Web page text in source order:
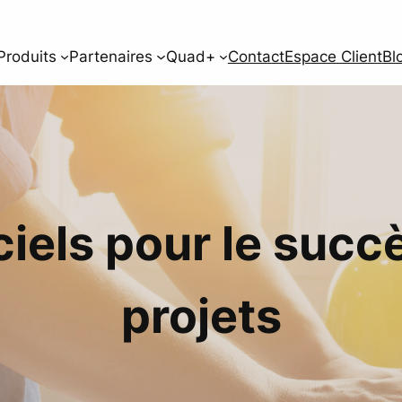
Partenaires Quad+ ContactEspace Client
pour le
projets